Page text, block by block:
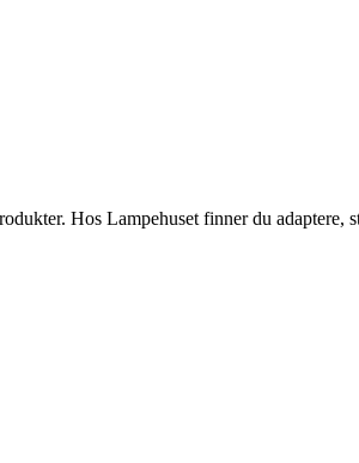
Hos Lampehuset finner du